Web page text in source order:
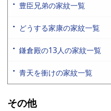
豊臣兄弟の家紋一覧
どうする家康の家紋一覧
鎌倉殿の13人の家紋一覧
青天を衝けの家紋一覧
その他